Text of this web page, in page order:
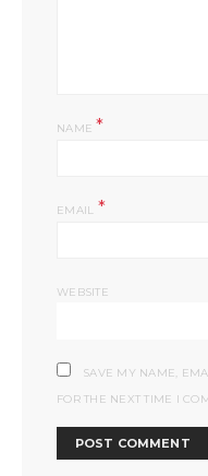
NAME*
EMAIL *
WEBSITE
SAVE MY NAME,
FOR THE NEXT TIME I